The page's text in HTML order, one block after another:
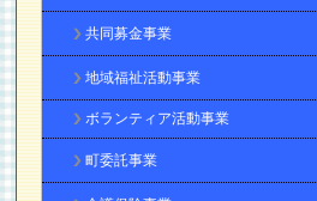
共同募金事業
地域福祉活動事業
ボランティア活動事業
町委託事業